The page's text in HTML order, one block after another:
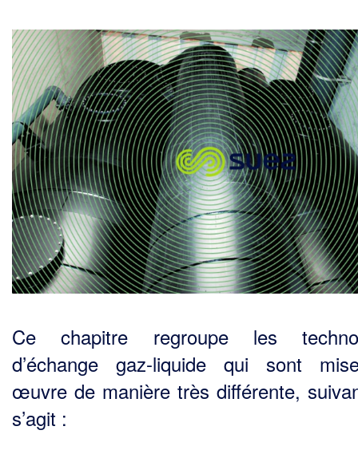
Ce chapitre regroupe les
d’échange gaz-liquide qui sont
œuvre de manière très dif­férente,
s’agit :